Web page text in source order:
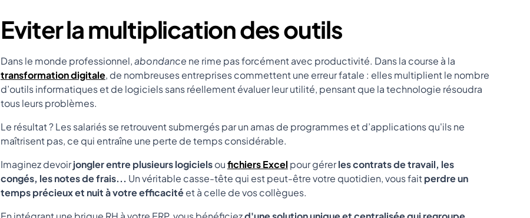
Eviter la multiplication des outils
Dans le monde professionnel,abondance ne rime pas forcément avec productivité. Dans la course à la
transformation digitale, de nombreuses entreprises commettent une erreur fatale : elles multiplient le nombre
d’outils informatiques et de logiciels sans réellement évaluer leur utilité, pensant que la technologie résoudra
tous leurs problèmes.
Le résultat ? Les salariés se retrouvent submergés par un amas de programmes et d’applications qu'ils ne
maîtrisent pas, ce qui entraîne une perte de temps considérable.
Imaginez devoirjongler entre plusieurs logicielsoufichiers Excel pour gérerles contrats de travail, les
congés, les notes de frais... Un véritable casse-tête qui est peut-être votre quotidien, vous faitperdre un
temps précieux et nuit à votre efficacitéet à celle de vos collègues.